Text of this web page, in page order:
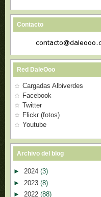
Contacto
Red DaleOoo
Cargadas Albiverdes
Facebook
Twitter
Flickr (fotos)
Youtube
Archivo del blog
► 2024 (3)
► 2023 (8)
► 2022 (88)